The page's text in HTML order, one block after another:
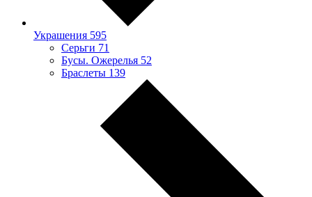
Украшения 595
Серьги 71
Бусы. Ожерелья 52
Браслеты 139